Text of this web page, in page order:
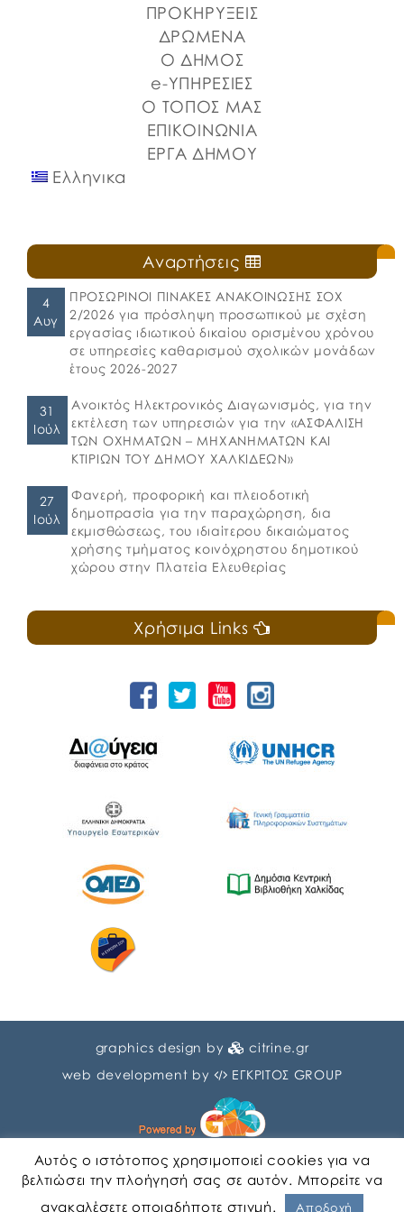
Στερεάς Ελλάδας και του Ο.Π.Α.ΣΤ.Ε, του Οργανισμού
Λιμένων Ν. Εύβοιας και του Επιμελητηρίου Εύβοιας.
⚓️Η επίσημη έναρξη πραγματοποιήθηκε με την
ΠΡΟΚΗΡΥΞΕΙΣ
ΔΡΩΜΕΝΑ
Ο ΔΗΜΟΣ
e-ΥΠΗΡΕΣΙΕΣ
Ο ΤΟΠΟΣ ΜΑΣ
ΕΠΙΚΟΙΝΩΝΙΑ
ΕΡΓΑ ΔΗΜΟΥ
Ελληνικα
Αναρτήσεις
4
Αυγ
ΠΡΟΣΩΡΙΝΟΙ ΠΙΝΑΚΕΣ ΑΝΑΚΟΙΝΩΣΗΣ ΣΟΧ
2/2026 για πρόσληψη προσωπικού με σχέση
εργασίας ιδιωτικού δικαίου ορισμένου χρόνου
σε υπηρεσίες καθαρισμού σχολικών μονάδων
έτους 2026-2027
31
Ιούλ
Ανοικτός Ηλεκτρονικός Διαγωνισμός, για την
εκτέλεση των υπηρεσιών για την «ΑΣΦΑΛΙΣΗ
ΤΩΝ ΟΧΗΜΑΤΩΝ – ΜΗΧΑΝΗΜΑΤΩΝ ΚΑΙ
ΚΤΙΡΙΩΝ ΤΟΥ ΔΗΜΟΥ ΧΑΛΚΙΔΕΩΝ»
27
Ιούλ
Φανερή, προφορική και πλειοδοτική
δημοπρασία για την παραχώρηση, δια
εκμισθώσεως, του ιδιαίτερου δικαιώματος
χρήσης τμήματος κοινόχρηστου δημοτικού
χώρου στην Πλατεία Ελευθερίας
Χρήσιμα Links
graphics design by
citrine.gr
web development by
ΕΓΚΡΙΤΟΣ GROUP
Αυτός ο ιστότοπος χρησιμοποιεί cookies για να
βελτιώσει την πλοήγησή σας σε αυτόν. Μπορείτε να
ανακαλέσετε οποιαδήποτε στιγμή.
Αποδοχή
Αγγλικα Ελληνικα